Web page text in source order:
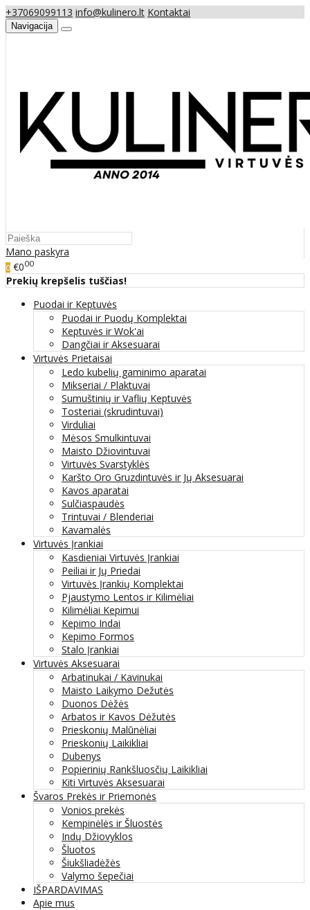
+37069099113 info@kulinero.lt Kontaktai
Navigacija
Mano paskyra
0 €000
Prekių krepšelis tuščias!
Puodai ir Keptuvės
Puodai ir Puodų Komplektai
Keptuvės ir Wok'ai
Dangčiai ir Aksesuarai
Virtuvės Prietaisai
Ledo kubelių gaminimo aparatai
Mikseriai / Plaktuvai
Sumuštinių ir Vaflių Keptuvės
Tosteriai (skrudintuvai)
Virduliai
Mėsos Smulkintuvai
Maisto Džiovintuvai
Virtuvės Svarstyklės
Karšto Oro Gruzdintuvės ir Jų Aksesuarai
Kavos aparatai
Sulčiaspaudės
Trintuvai / Blenderiai
Kavamalės
Virtuvės Įrankiai
Kasdieniai Virtuvės Įrankiai
Peiliai ir Jų Priedai
Virtuvės Įrankių Komplektai
Pjaustymo Lentos ir Kilimėliai
Kilimėliai Kepimui
Kepimo Indai
Kepimo Formos
Stalo Įrankiai
Virtuvės Aksesuarai
Arbatinukai / Kavinukai
Maisto Laikymo Dežutės
Duonos Dėžės
Arbatos ir Kavos Dėžutės
Prieskonių Malūnėliai
Prieskonių Laikikliai
Dubenys
Popierinių Rankšluosčių Laikikliai
Kiti Virtuvės Aksesuarai
Švaros Prekės ir Priemonės
Vonios prekės
Kempinėlės ir Šluostės
Indų Džiovyklos
Šluotos
Šiukšliadėžės
Valymo šepečiai
IŠPARDAVIMAS
Apie mus